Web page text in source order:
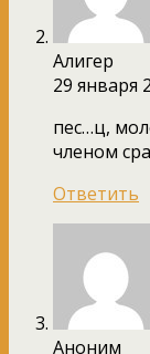
Алигер
29 января
пес…ц,
членом
Ответить
Аноним